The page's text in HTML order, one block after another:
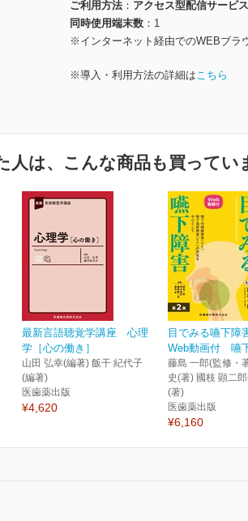
ご利用方法
アクセス型配信サービス
同時使用端末数
1
※インターネット経由でのWEBブラ
※導入・利用方法の詳細はこちら
人は、こんな商品も買ってい
最新言語聴覚学講座 心理
学［心の働き］
山田 弘幸(編著) 飯干 紀代子
(編著)
医歯薬出版
¥4,620
目でみる嚥下障
Web動画付 嚥
藤島 一郎(監修・
史(著) 國枝 顕二
(著)
医歯薬出版
¥6,160